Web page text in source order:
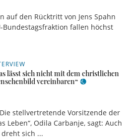
auf den Rücktritt von Jens Spahn
Bundestagsfraktion fallen höchst
lässt sich nicht mit dem christlichen
vereinbaren“
stellvertretende Vorsitzende der
Leben“, Odila Carbanje, sagt: Auch
sich ...